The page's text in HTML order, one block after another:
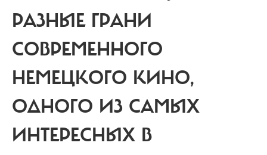
РАЗНЫЕ ГРАНИ
СОВРЕМЕННОГО
НЕМЕЦКОГО КИНО,
ОДНОГО ИЗ САМЫХ
ИНТЕРЕСНЫХ В